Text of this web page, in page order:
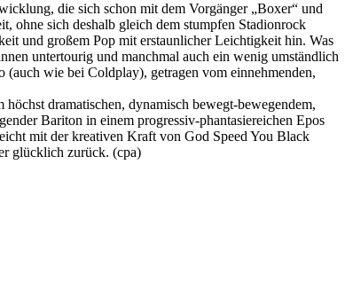
die sich schon mit dem Vorgänger „Boxer“ und
ohne sich deshalb gleich dem stumpfen Stadionrock
und großem Pop mit erstaunlicher Leichtigkeit hin. Was
untertourig und manchmal auch ein wenig umständlich
(auch wie bei Coldplay), getragen vom einnehmenden,
dramatischen, dynamisch bewegt-bewegendem,
Bariton in einem progressiv-phantasiereichen Epos
mit der kreativen Kraft von God Speed You Black
glücklich zurück. (cpa)